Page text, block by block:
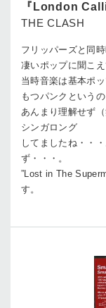
『London
THE CLASH
フリッパーズと同
凄いポップに聞こえ
当時音楽は基本ポ
もつパンクというの
あんまり理解せず
シンガロング
してましたね・・
ず・・・。
”Lost in The
す。